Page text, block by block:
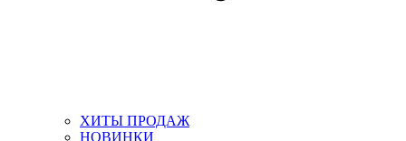
ХИТЫ ПРОДАЖ
НОВИНКИ